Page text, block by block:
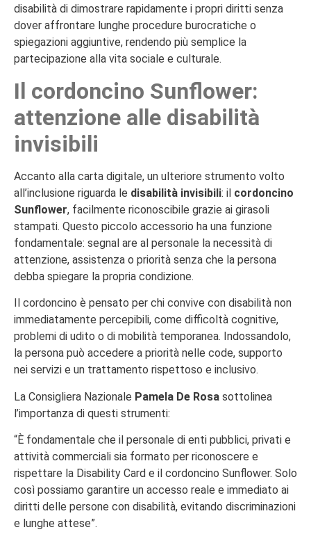
disabilità di dimostrare rapidamente i propri diritti senza
dover affrontare lunghe procedure burocratiche o
spiegazioni aggiuntive, rendendo più semplice la
partecipazione alla vita sociale e culturale.
Il cordoncino Sunflower:
attenzione alle disabilità
invisibili
Accanto alla carta digitale, un ulteriore strumento volto
all’inclusione riguarda le disabilità invisibili: il cordoncino
Sunflower, facilmente riconoscibile grazie ai girasoli
stampati. Questo piccolo accessorio ha una funzione
fondamentale: segnal are al personale la necessità di
attenzione, assistenza o priorità senza che la persona
debba spiegare la propria condizione.
Il cordoncino è pensato per chi convive con disabilità non
immediatamente percepibili, come difficoltà cognitive,
problemi di udito o di mobilità temporanea. Indossandolo,
la persona può accedere a priorità nelle code, supporto
nei servizi e un trattamento rispettoso e inclusivo.
La Consigliera Nazionale Pamela De Rosa sottolinea
l’importanza di questi strumenti:
“È fondamentale che il personale di enti pubblici, privati e
attività commerciali sia formato per riconoscere e
rispettare la Disability Card e il cordoncino Sunflower. Solo
così possiamo garantire un accesso reale e immediato ai
diritti delle persone con disabilità, evitando discriminazioni
e lunghe attese”.